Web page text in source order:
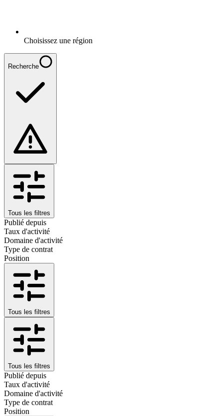
Choisissez une région
Recherche
Tous les filtres
Publié depuis
Taux d'activité
Domaine d'activité
Type de contrat
Position
Tous les filtres
Tous les filtres
Publié depuis
Taux d'activité
Domaine d'activité
Type de contrat
Position